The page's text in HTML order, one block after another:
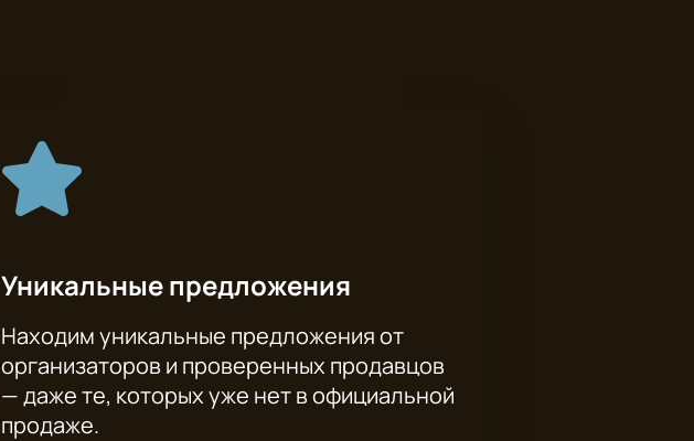
Уникальные предложения
Находим уникальные предложения от
организаторов и проверенных продавцов
— даже те, которых уже нет в официальной
продаже.